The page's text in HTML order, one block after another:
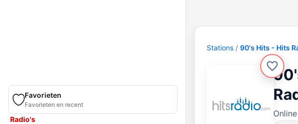
Favorieten
Favorieten en recent
Radio's
Stations 90's Hits - Hits
Online